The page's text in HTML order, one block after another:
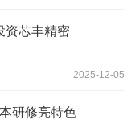
资芯丰精密
2025-12-05
研修亮特色